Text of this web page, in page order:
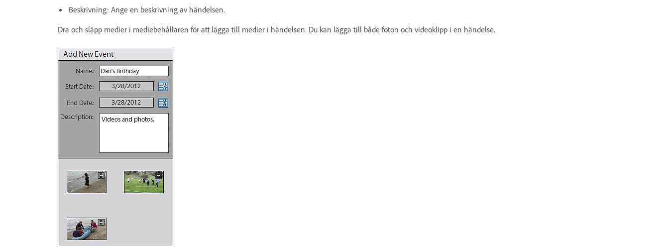
Beskrivning: Ange en beskrivning av händelsen.
Dra och släpp medier i mediebehållaren för att lägga till medier i händelsen. Du kan lägga till både foton och videoklipp i en händelse.